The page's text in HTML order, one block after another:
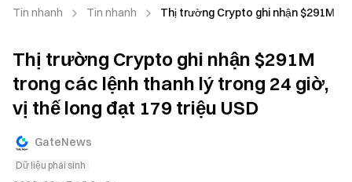
Tin nhanh Tin nhanh Thị trường Crypto ghi nhận $291M
Thị trường Crypto ghi nhận $291M
trong các lệnh thanh lý trong 24 giờ,
vị thế long đạt 179 triệu USD
GateNews
Dữ liệu phái sinh